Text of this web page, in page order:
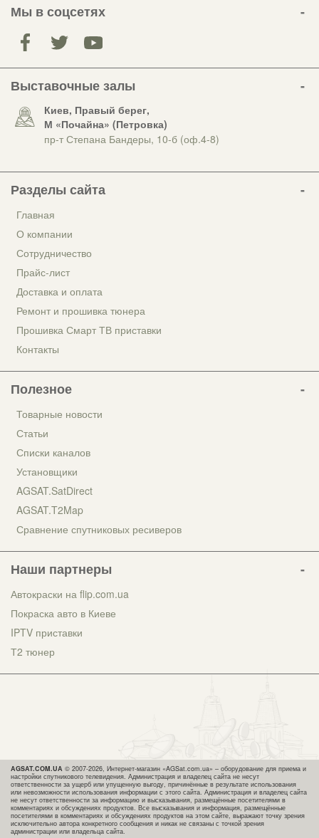
Мы в соцсетях
Выставочные залы
Киев, Правый берег,
М «Почайна» (Петровка)
пр-т Степана Бандеры, 10-б (оф.4-8)
Разделы сайта
Главная
О компании
Сотрудничество
Прайс-лист
Доставка и оплата
Ремонт и прошивка тюнера
Прошивка Смарт ТВ приставки
Контакты
Полезное
Товарные новости
Статьи
Списки каналов
Установщики
AGSAT.SatDirect
AGSAT.T2Map
Сравнение спутниковых ресиверов
Наши партнеры
Автокраски на flip.com.ua
Покраска авто в Киеве
IPTV приставки
Т2 тюнер
AGSAT.COM.UA © 2007-2026, Интернет-магазин «AGSat.com.ua» – оборудование для приема и
настройки спутникового телевидения. Администрация и владелец сайта не несут
ответственности за ущерб или упущенную выгоду, причинённые в результате использования
или невозможности использования информации с этого сайта. Администрация и владелец сайта
не несут ответственности за информацию и высказывания, размещённые посетителями в
комментариях и обсуждениях продуктов. Все высказывания и информация, размещённые
посетителями в комментариях и обсуждениях продуктов на этом сайте, выражают точку зрения
исключительно автора конкретного сообщения и никак не связаны с точкой зрения
администрации или владельца сайта.